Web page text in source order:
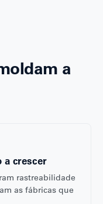
a
a crescer
rastreabilidade
as fábricas que